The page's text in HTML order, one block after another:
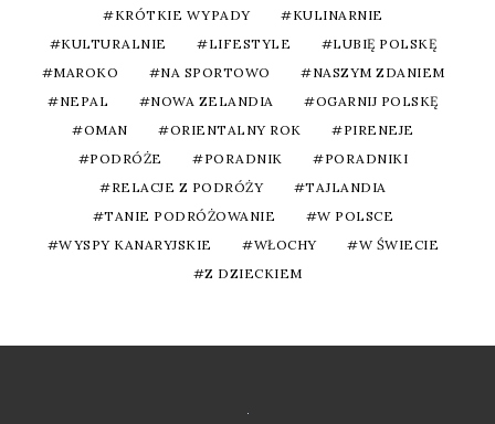
KRÓTKIE WYPADY
KULINARNIE
KULTURALNIE
LIFESTYLE
LUBIĘ POLSKĘ
MAROKO
NA SPORTOWO
NASZYM ZDANIEM
NEPAL
NOWA ZELANDIA
OGARNIJ POLSKĘ
OMAN
ORIENTALNY ROK
PIRENEJE
PODRÓŻE
PORADNIK
PORADNIKI
RELACJE Z PODRÓŻY
TAJLANDIA
TANIE PODRÓŻOWANIE
W POLSCE
WYSPY KANARYJSKIE
WŁOCHY
W ŚWIECIE
Z DZIECKIEM